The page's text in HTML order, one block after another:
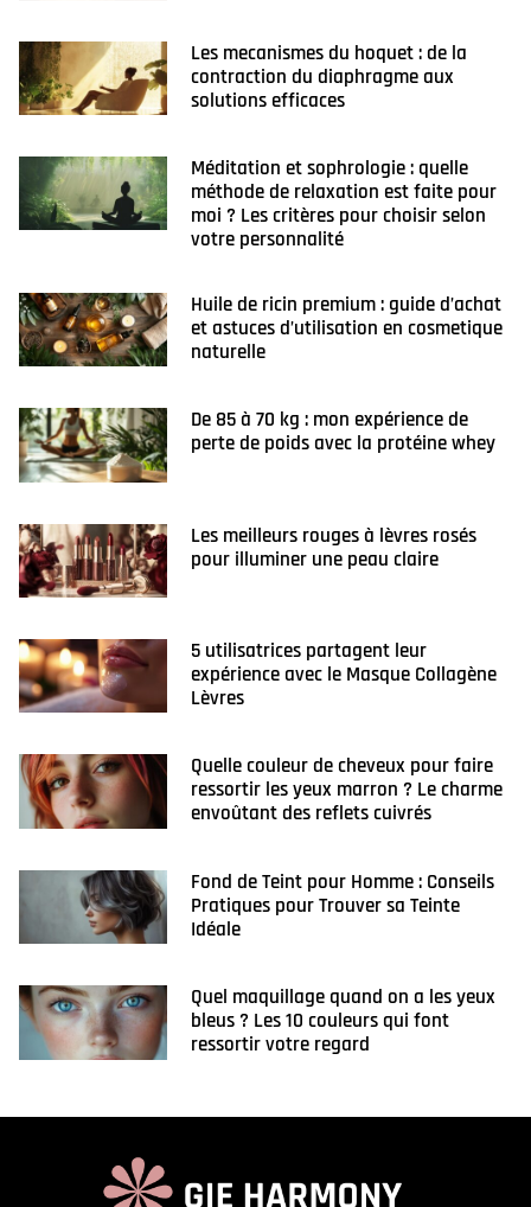
Les mecanismes du hoquet : de la
contraction du diaphragme aux
solutions efficaces
Méditation et sophrologie : quelle
méthode de relaxation est faite pour
moi ? Les critères pour choisir selon
votre personnalité
Huile de ricin premium : guide d’achat
et astuces d’utilisation en cosmetique
naturelle
De 85 à 70 kg : mon expérience de
perte de poids avec la protéine whey
Les meilleurs rouges à lèvres rosés
pour illuminer une peau claire
5 utilisatrices partagent leur
expérience avec le Masque Collagène
Lèvres
Quelle couleur de cheveux pour faire
ressortir les yeux marron ? Le charme
envoûtant des reflets cuivrés
Fond de Teint pour Homme : Conseils
Pratiques pour Trouver sa Teinte
Idéale
Quel maquillage quand on a les yeux
bleus ? Les 10 couleurs qui font
ressortir votre regard